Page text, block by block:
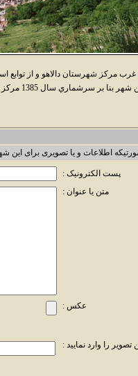
مرکز شهرستان دالاهو و از توابع
سرشماري سال 1385 مرکز آمار ايران، برابر 7,972 نفر است.
اطلاعات و یا تصویری برای این
پست الکترونیک :
متن یا عنوان :
عکس :
تصویر را وارد نمایید :